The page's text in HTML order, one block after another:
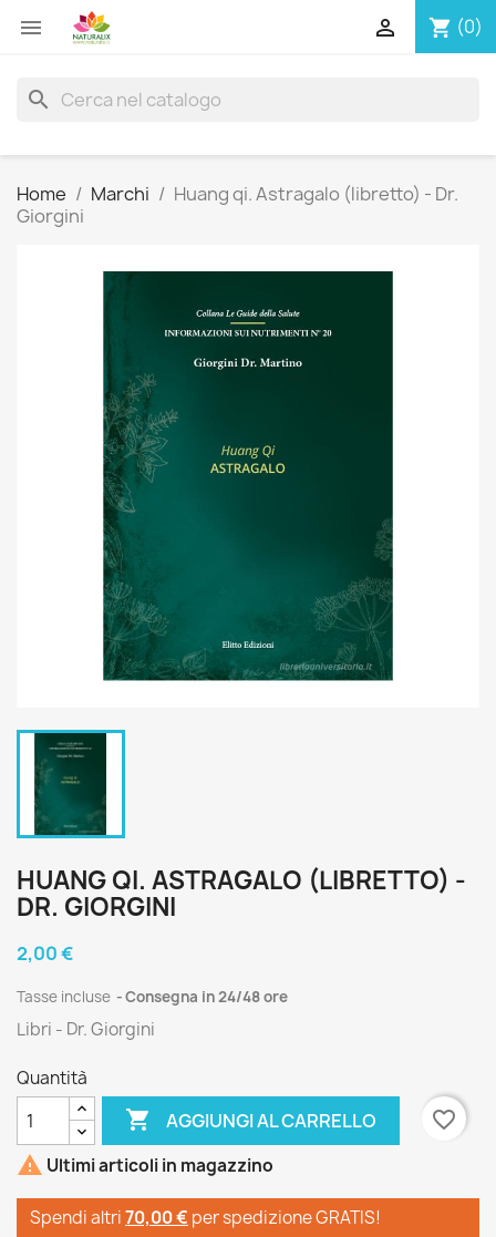
 shopping_cart (0)

search
Home Marchi
Huang qi. Astragalo (libretto) - Dr.
Giorgini
HUANG QI. ASTRAGALO (LIBRETTO) -
DR. GIORGINI
2,00 €
Tasse incluse Consegna in 24/48 ore
Libri - Dr. Giorgini
Quantità
 AGGIUNGI AL CARRELLO
favorite_border
 Ultimi articoli in magazzino
Spendi altri70,00 € per spedizione GRATIS!